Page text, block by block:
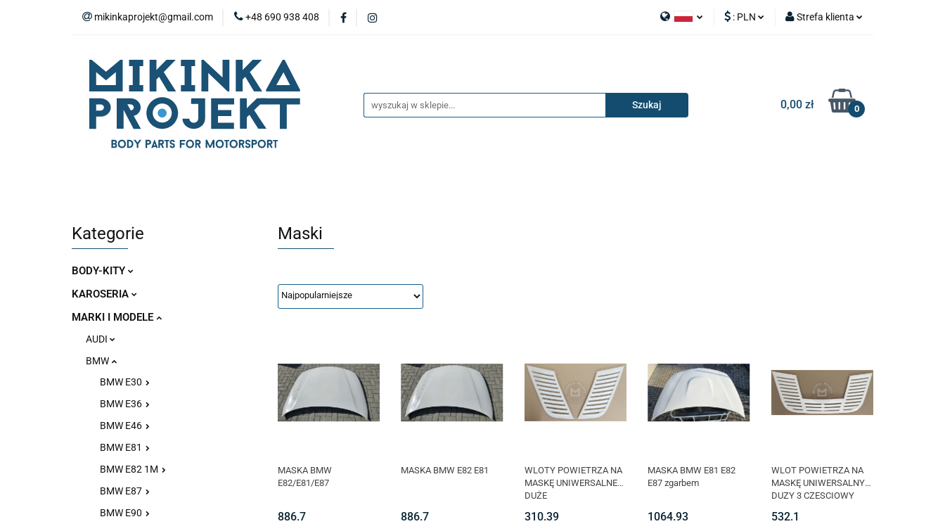
mikinkaprojekt@gmail.com +48 690 938 408 : PLN Strefa klienta
Dodaj zgłoszenie
0,00 zł 0
BODY-KITY ZDERZAKI
ZAŚLEPKI
WYPOSAŻENIE WNĘTRZA
Kategorie
BODY-KITY
KAROSERIA
MARKI I MODELE
AUDI
BMW
BMW E30
BMW E36
BMW E46
BMW E81
BMW E82 1M
BMW E87
BMW E90
Maski
MASKA BMW
E82/E81/E87
886.7
MASKA BMW E82 E81
886.7
WLOTY POWIETRZA NA
MASKĘ UNIWERSALNE
DUŻE
310.39
MASKA BMW E81 E82
E87 zgarbem
1064.93
WLOT POWIETRZA NA
MASKĘ UNIWERSALNY
DUZY 3 CZESCIOWY
532.1